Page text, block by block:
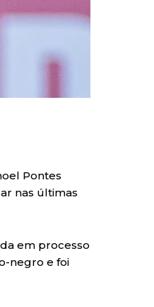
Pontes
nas últimas
em processo
negro e foi